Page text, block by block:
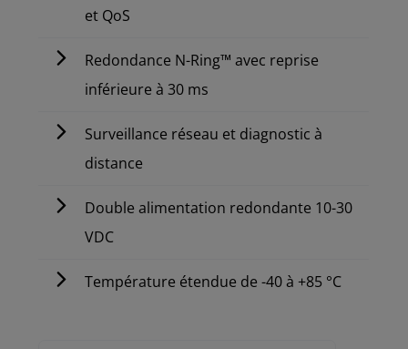
et QoS
Redondance N-Ring™ avec reprise
inférieure à 30 ms
Surveillance réseau et diagnostic à
distance
Double alimentation redondante 10-30
VDC
Température étendue de -40 à +85 °C